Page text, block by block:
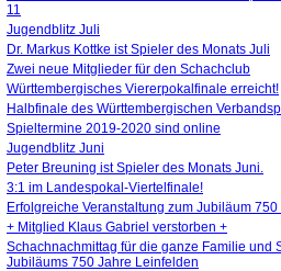
11
Jugendblitz Juli
Dr. Markus Kottke ist Spieler des Monats Juli
Zwei neue Mitglieder für den Schachclub
Württembergisches Viererpokalfinale erreicht!
Halbfinale des Württembergischen
Spieltermine 2019-2020 sind online
Jugendblitz Juni
Peter Breuning ist Spieler des Monats Juni.
3:1 im Landespokal-Viertelfinale!
Erfolgreiche Veranstaltung zum Jubiläum
+ Mitglied Klaus Gabriel verstorben +
Schachnachmittag für die ganze Familie und
Jubiläums 750 Jahre Leinfelden